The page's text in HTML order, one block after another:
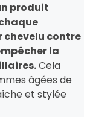
produit
chevelu contre
la
Cela
âgées de
et stylée